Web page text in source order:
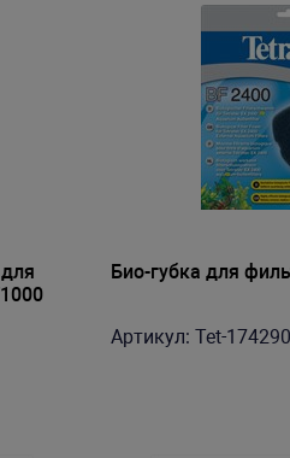
Био-губка для
Артикул: Tet-174290